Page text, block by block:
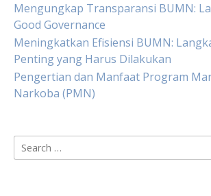
Mengungkap Transparansi BUMN:
Good Governance
Meningkatkan Efisiensi BUMN:
Penting yang Harus Dilakukan
Pengertian dan Manfaat Program
Narkoba (PMN)
Search
for: